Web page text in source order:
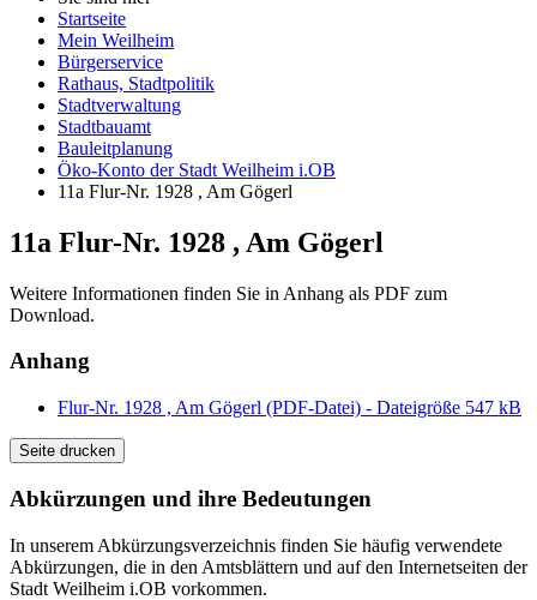
Startseite
Mein Weilheim
Bürgerservice
Rathaus, Stadtpolitik
Stadtverwaltung
Stadtbauamt
Bauleitplanung
Öko-Konto der Stadt Weilheim i.OB
11a Flur-Nr. 1928 , Am Gögerl
11a Flur-Nr. 1928 , Am Gögerl
Weitere Informationen finden Sie in Anhang als PDF zum
Download.
Anhang
Flur-Nr. 1928 , Am Gögerl (PDF-Datei) - Dateigröße 547 kB
Seite drucken
Abkürzungen und ihre Bedeutungen
In unserem Abkürzungsverzeichnis finden Sie häufig verwendete
Abkürzungen, die in den Amtsblättern und auf den Internetseiten der
Stadt Weilheim i.OB vorkommen.